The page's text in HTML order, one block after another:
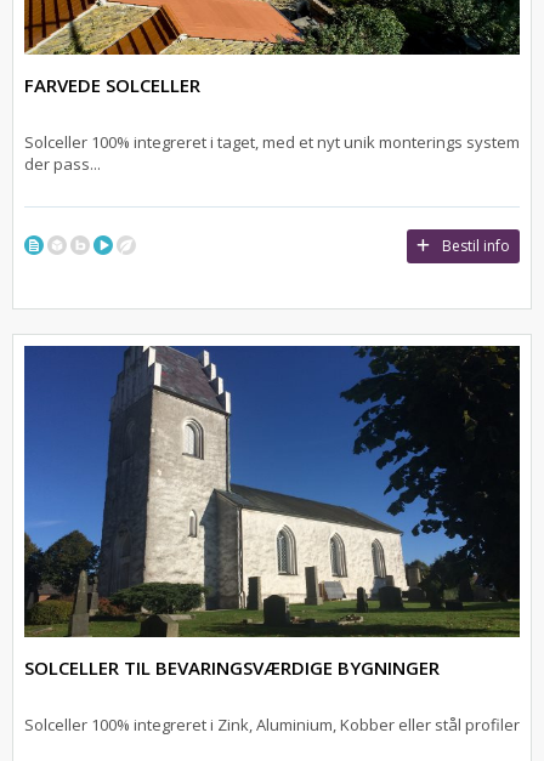
FARVEDE SOLCELLER
Solceller 100% integreret i taget, med et nyt unik monterings system
der pass...
Bestil info
SOLCELLER TIL BEVARINGSVÆRDIGE BYGNINGER
Solceller 100% integreret i Zink, Aluminium, Kobber eller stål profiler